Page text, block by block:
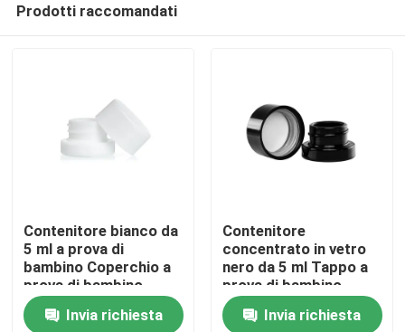
Casa
Prodotti
Prodotti raccomandati
Contenitore bianco da
5 ml a prova di
bambino Coperchio a
prova di bambino
Barattolo quadrato in
vetro da 9 ml
Invia richiesta
Contenitore
concentrato in vetro
nero da 5 ml Tappo a
prova di bambino
Barattolo in vetro nero
opacoInvia richiesta